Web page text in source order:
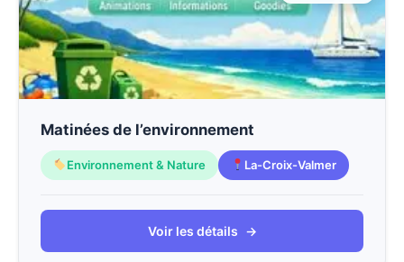
Matinées de l’environnement
Environnement & Nature La-Croix-Valmer
Voir les détails →